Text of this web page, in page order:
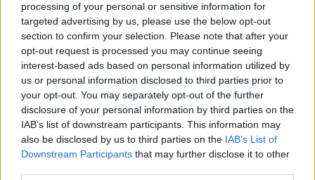
processing of your personal or sensitive information for
targeted advertising by us, please use the below opt-out
section to confirm your selection. Please note that after your
opt-out request is processed you may continue seeing
interest-based ads based on personal information utilized by
us or personal information disclosed to third parties prior to
your opt-out. You may separately opt-out of the further
disclosure of your personal information by third parties on the
IAB’s list of downstream participants. This information may
also be disclosed by us to third parties on the IAB’s List of
Downstream Participants that may further disclose it to other